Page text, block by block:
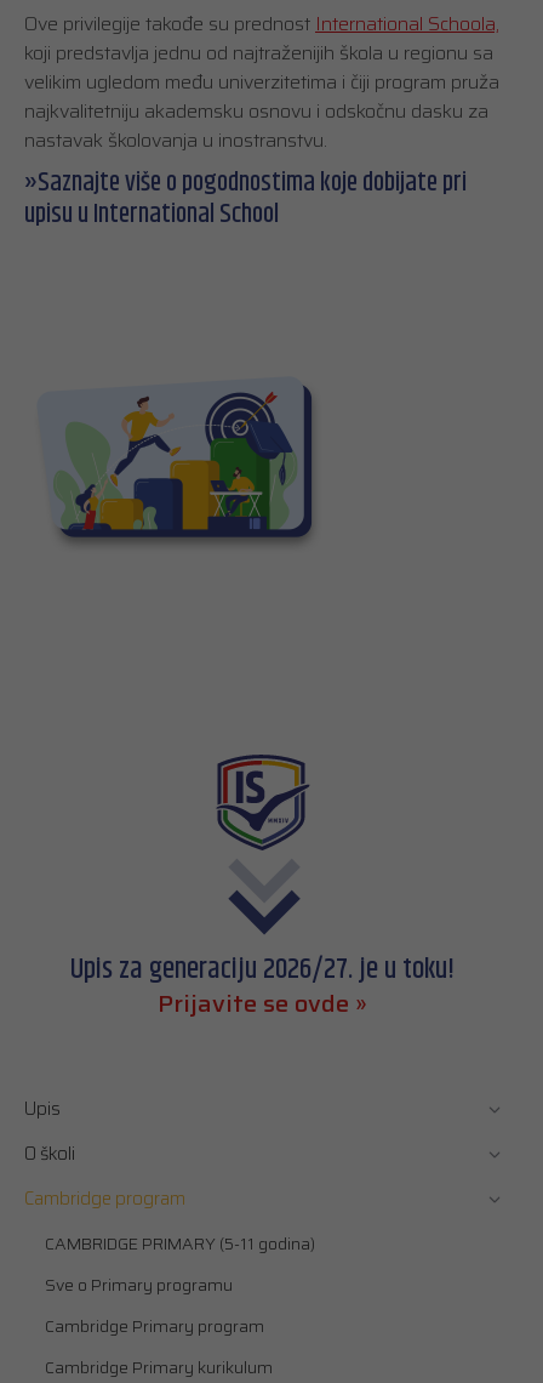
Ove privilegije takođe su prednostInternational Schoola,
koji predstavlja jednu od najtraženijih škola u regionu sa
velikim ugledom među univerzitetima i čiji program pruža
najkvalitetniju akademsku osnovu i odskočnu dasku za
nastavak školovanja u inostranstvu.
»Saznajte više o pogodnostima koje dobijate pri
upisu u International School
Upis za generaciju 2026/27. je u toku!
Prijavite se ovde »
Upis
O školi
Cambridge program
CAMBRIDGE PRIMARY (5-11 godina)
Sve o Primary programu
Cambridge Primary program
Cambridge Primary kurikulum